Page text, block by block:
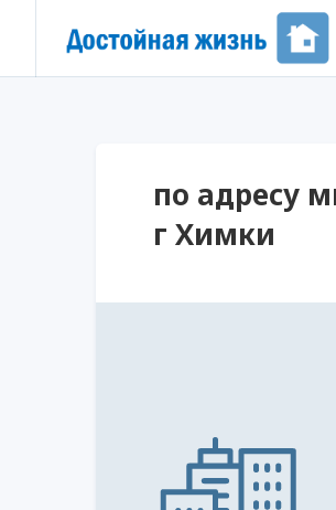
по адресу
г Химки